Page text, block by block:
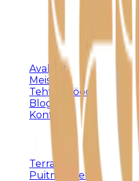
Täispuidust
varjualused – meistritöö
KLIENDILE
Avaleht
Meist
Tehtud tööd
Blogi
Kontakt
TEENUSED
Terrassid
Puitmööbel